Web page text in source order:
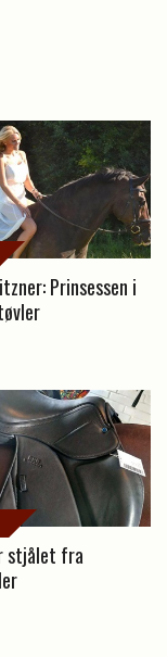
Prinsessen i
stjålet fra